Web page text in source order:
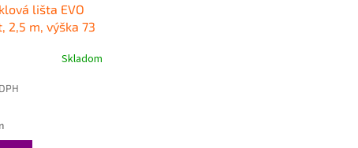
lišta EVO
2,5 m, výška 73
KORNER EVO
Skladom